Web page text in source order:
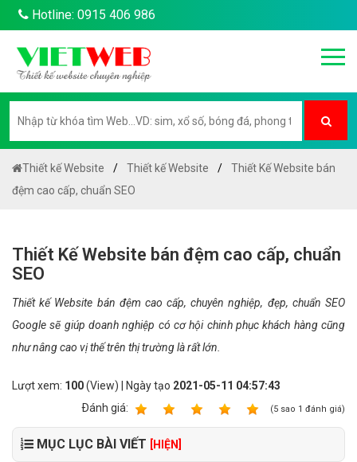
Hotline: 0915 406 986
Thiết kế Website Thiết kế Website
Thiết Kế Website bán
đệm cao cấp, chuẩn SEO
Thiết Kế Website bán đệm cao cấp, chuẩn
SEO
Thiết kế Website bán đệm cao cấp, chuyên nghiệp, đẹp, chuẩn SEO
Google sẽ giúp doanh nghiệp có cơ hội chinh phục khách hàng cũng
như nâng cao vị thế trên thị trường là rất lớn.
Lượt xem: 100(View) | Ngày tạo 2021-05-11 04:57:43
Ðánh giá:
(5 sao 1 đánh giá)
MỤC LỤC BÀI VIẾT [HIỆN]